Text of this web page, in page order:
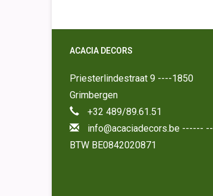
ACACIA DECORS
Priesterlindestraat 9 ----1850
Grimbergen
+32 489/89.61.51
info@acaciadecors.be ------ --
BTW BE0842020871